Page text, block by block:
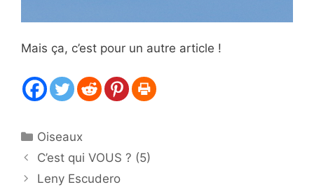
Mais ça, c’est pour un autre article !
Catégories
Oiseaux
C’est qui VOUS ? (5)
Leny Escudero